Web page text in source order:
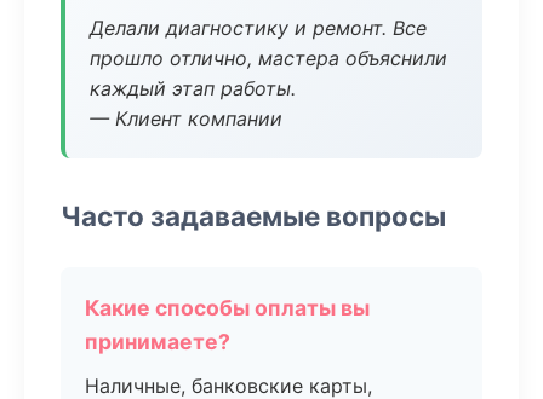
Делали диагностику и ремонт. Все
прошло отлично, мастера объяснили
каждый этап работы.
— Клиент компании
Часто задаваемые вопросы
Какие способы оплаты вы
принимаете?
Наличные, банковские карты,